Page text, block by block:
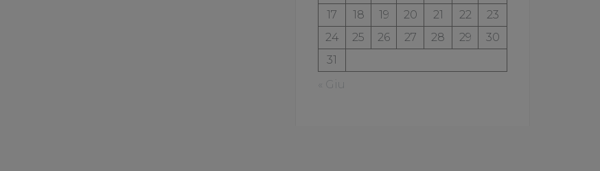
17
18 19 20 21 22
23
24
25 26 27 28 29
30
31
« Giu